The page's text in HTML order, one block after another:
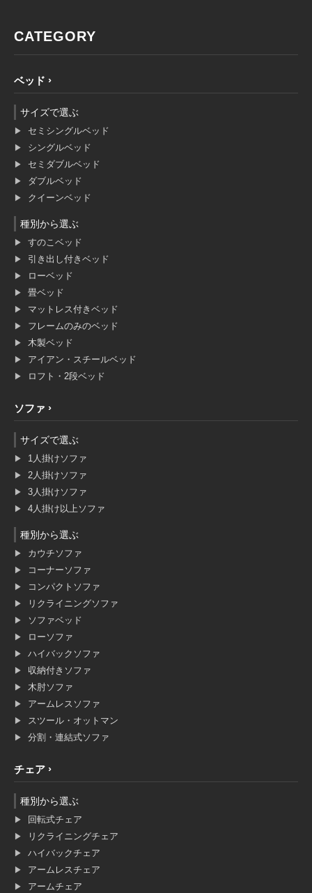
CATEGORY
ベッド
サイズで選ぶ
セミシングルベッド
シングルベッド
セミダブルベッド
ダブルベッド
クイーンベッド
種別から選ぶ
すのこベッド
引き出し付きベッド
ローベッド
畳ベッド
マットレス付きベッド
フレームのみのベッド
木製ベッド
アイアン・スチールベッド
ロフト・2段ベッド
ソファ
サイズで選ぶ
1人掛けソファ
2人掛けソファ
3人掛けソファ
4人掛け以上ソファ
種別から選ぶ
カウチソファ
コーナーソファ
コンパクトソファ
リクライニングソファ
ソファベッド
ローソファ
ハイバックソファ
収納付きソファ
木肘ソファ
アームレスソファ
スツール・オットマン
分割・連結式ソファ
チェア
種別から選ぶ
回転式チェア
リクライニングチェア
ハイバックチェア
アームレスチェア
アームチェア